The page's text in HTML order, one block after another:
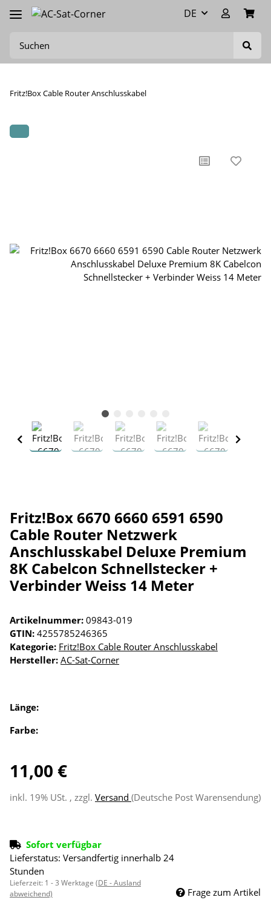
DE
Fritz!Box Cable Router Anschlusskabel
Fritz!Box 6670 6660 6591 6590
Cable Router Netzwerk
Anschlusskabel Deluxe Premium
8K Cabelcon Schnellstecker +
Verbinder Weiss 14 Meter
Artikelnummer: 09843-019
GTIN: 4255785246365
Kategorie: Fritz!Box Cable Router Anschlusskabel
Hersteller: AC-Sat-Corner
Länge:
Farbe:
11,00 €
inkl. 19% USt. , zzgl. Versand (Deutsche Post Warensendung)
Sofort verfügbar
Lieferstatus: Versandfertig innerhalb 24
Stunden
Lieferzeit: 1 - 3 Werktage (DE - Ausland
abweichend)
Frage zum Artikel